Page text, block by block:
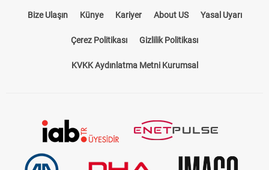
Bize Ulaşın Künye Kariyer About US Yasal Uyarı
Çerez Politikası Gizlilik Politikası
KVKK Aydınlatma Metni Kurumsal